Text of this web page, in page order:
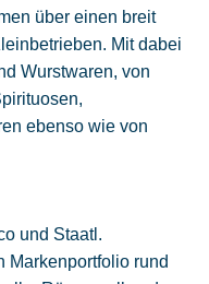
über einen breit
Mit dabei
Wurstwaren, von
ebenso wie von
und Staatl.
Markenportfolio rund